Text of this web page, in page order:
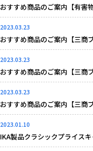
おすすめ商品のご案内【有害
2023.03.23
おすすめ商品のご案内【三商
2023.03.23
おすすめ商品のご案内【三商
2023.03.23
おすすめ商品のご案内【三商
2023.01.10
IKA製品クラシックプライス